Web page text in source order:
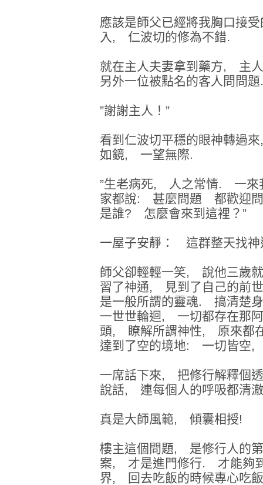
應該是師父已經將我胸口接
入, 仁波切的修為不錯.
就在主人夫妻拿到藥方, 主
另外一位被點名的客人問問題.
”謝謝主人！”
看到仁波切平穩的眼神轉
如鏡, 一望無際.
”生老病死, 人之常情. 一
家都說: 甚麼問題 都歡迎
是誰? 怎麼會來到這裡？”
一屋子安靜： 這群整天找
師父卻輕輕一笑, 說他三歲
習了神通, 見到了自己的前
是一般所謂的靈魂. 搞清楚
一世世輪迴, 一切都存在那
頭, 瞭解所謂神性, 原來都
達到了空的境地: 一切皆空,
一席話下來, 把修行解釋個
說話, 連每個人的呼吸都清
真是大師風範, 傾囊相授!
樓主這個問題, 是修行人的
案, 才是進門修行. 才能夠
界, 回去吃飯的時候專心吃